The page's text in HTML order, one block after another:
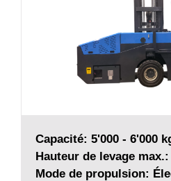
Capacité: 5'000 - 6'000
Hauteur de levage
Mode de propulsion: